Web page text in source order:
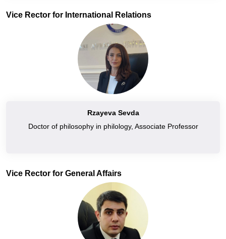
Vice Rector for International Relations
Rzayeva Sevda
Doctor of philosophy in philology, Associate Professor
Vice Rector for General Affairs